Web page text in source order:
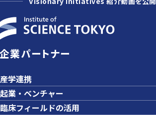
企業パートナー
産学連携
起業・ベンチャー
臨床フィールドの活用